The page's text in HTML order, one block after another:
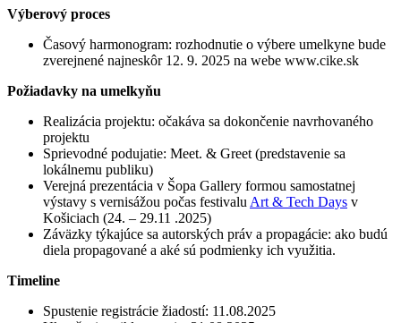
Výberový proces
Časový harmonogram: rozhodnutie o výbere umelkyne bude
zverejnené najneskôr 12. 9. 2025 na webe www.cike.sk
Požiadavky na umelkyňu
Realizácia projektu: očakáva sa dokončenie navrhovaného
projektu
Sprievodné podujatie: Meet. & Greet (predstavenie sa
lokálnemu publiku)
Verejná prezentácia v Šopa Gallery formou samostatnej
výstavy s vernisážou počas festivalu Art & Tech Days v
Košiciach (24. – 29.11 .2025)
Záväzky týkajúce sa autorských práv a propagácie: ako budú
diela propagované a aké sú podmienky ich využitia.
Timeline
Spustenie registrácie žiadostí: 11.08.2025